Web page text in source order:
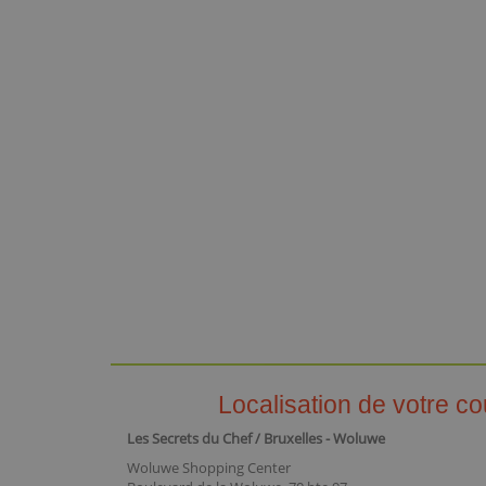
Localisation de votre
Les Secrets du Chef / Bruxelles - Woluwe
Woluwe Shopping Center